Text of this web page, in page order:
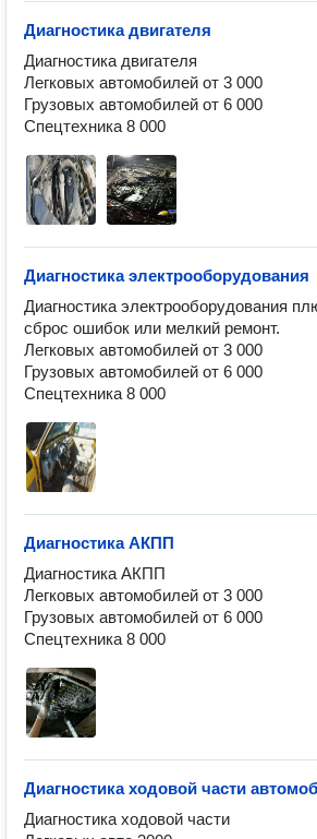
Диагностика двигателя
Диагностика двигателя
Легковых автомобилей от 3 000
Грузовых автомобилей от 6 000
Спецтехника 8 000
Диагностика электрооборудования
Диагностика электрооборудования
сброс ошибок или мелкий ремонт.
Легковых автомобилей от 3 000
Грузовых автомобилей от 6 000
Спецтехника 8 000
Диагностика АКПП
Диагностика АКПП
Легковых автомобилей от 3 000
Грузовых автомобилей от 6 000
Спецтехника 8 000
Диагностика ходовой части
Диагностика ходовой части